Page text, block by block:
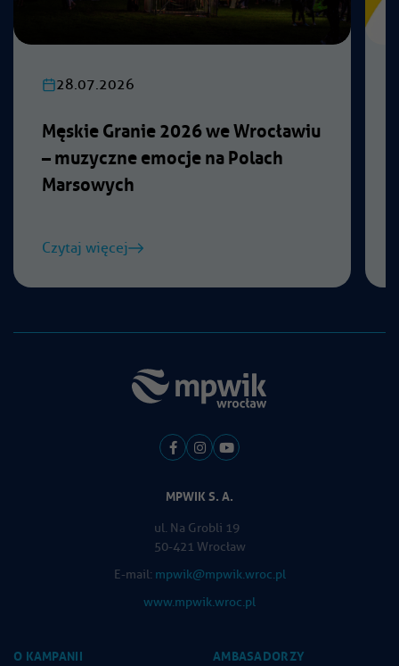
28.07.2026
Męskie Granie 2026 we Wrocławiu
– muzyczne emocje na Polach
Marsowych
Czytaj więcej
MPWIK S. A.
ul. Na Grobli 19
50-421 Wrocław
E-mail: mpwik@mpwik.wroc.pl
www.mpwik.wroc.pl
O KAMPANII AMBASADORZY